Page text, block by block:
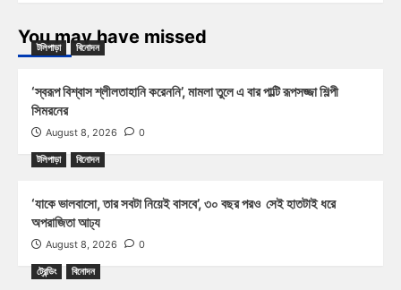
You may have missed
টলিপাড়া বিনোদন
‘স্বরূপ বিশ্বাস শ্লীলতাহানি করেননি’, মামলা তুলে এ বার পাল্টি রূপসজ্জা শিল্পী
সিমরনের
August 8, 2026 0
টলিপাড়া বিনোদন
‘যাকে ভালবাসো, তার সবটা নিয়েই বাসবে’, ৩০ বছর পরও সেই হাতটাই ধরে
অপরাজিতা আঢ্য
August 8, 2026 0
ট্রেন্ডিং বিনোদন